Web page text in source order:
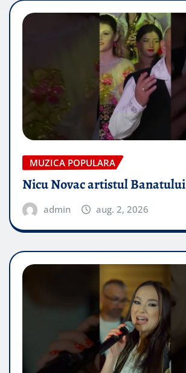
MUZICA POPULARA
Nicu Novac artistul Banatului
admin aug. 2, 2026